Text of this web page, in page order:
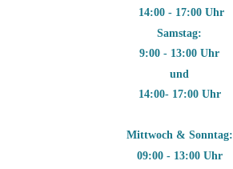
14:00 - 17:00 Uhr
Samstag:
9:00 - 13:00 Uhr
und
14:00- 17:00 Uhr
Mittwoch & Sonntag:
09:00 - 13:00 Uhr